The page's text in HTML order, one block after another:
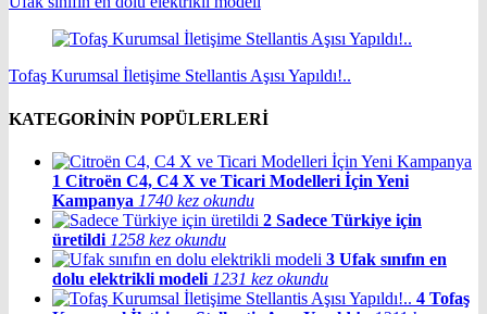
Tofaş Kurumsal İletişime Stellantis Aşısı Yapıldı!..
KATEGORİNİN POPÜLERLERİ
1 Citroën C4, C4 X ve Ticari Modelleri İçin Yeni
Kampanya 1740 kez okundu
2 Sadece Türkiye için
üretildi 1258 kez okundu
3 Ufak sınıfın en
dolu elektrikli modeli 1231 kez okundu
4 Tofaş